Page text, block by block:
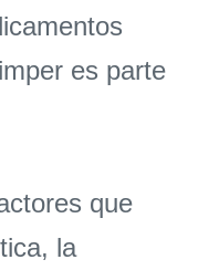
es parte
que
la